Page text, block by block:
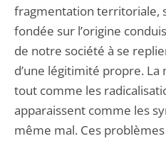
fragmentation territoriale,
fondée sur l’origine
de notre société à se
d’une légitimité propre.
tout comme les
apparaissent comme les
même mal. Ces